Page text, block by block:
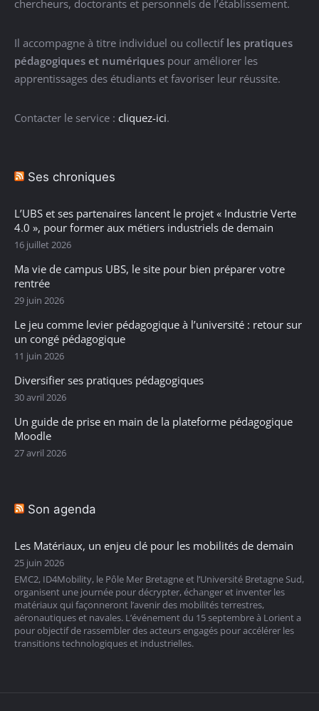
chercheurs, doctorants et personnels de l’établissement.
Il accompagne à titre individuel ou collectif les pratiques
pédagogiques et numériques pour améliorer les
apprentissages des étudiants et favoriser leur réussite.
Contacter le service : cliquez-ici.
Ses chroniques
L’UBS et ses partenaires lancent le projet « Industrie Verte
4.0 », pour former aux métiers industriels de demain
16 juillet 2026
Ma vie de campus UBS, le site pour bien préparer votre
rentrée
29 juin 2026
Le jeu comme levier pédagogique à l’université : retour sur
un congé pédagogique
11 juin 2026
Diversifier ses pratiques pédagogiques
30 avril 2026
Un guide de prise en main de la plateforme pédagogique
Moodle
27 avril 2026
Son agenda
Les Matériaux, un enjeu clé pour les mobilités de demain
25 juin 2026
EMC2, ID4Mobility, le Pôle Mer Bretagne et l’Université Bretagne Sud,
organisent une journée pour décrypter, échanger et inventer les
matériaux qui façonneront l’avenir des mobilités terrestres,
aéronautiques et navales. L’événement du 15 septembre à Lorient a
pour objectif de rassembler des acteurs engagés pour accélérer les
transitions technologiques et industrielles.